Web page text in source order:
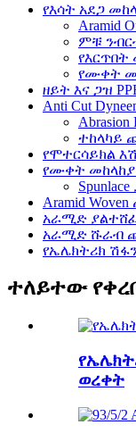
የእሳት አደጋ
Aramid
ምቹ
የእርጥበት
የሙቀት
ዘይት እና ጋዝ
Anti Cut
ተከላካይ
የሞተርሳይክል
የሙቀት
Aramid
አራሚድ
አራሚድ ሹራብ
የኤሌክትሪክ
ተለይተው
ወረቀት